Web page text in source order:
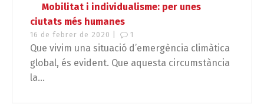
Mobilitat i individualisme: per unes
ciutats més humanes
16 de febrer de 2020 | 1
Que vivim una situació d’emergència climàtica
global, és evident. Que aquesta circumstància
la...